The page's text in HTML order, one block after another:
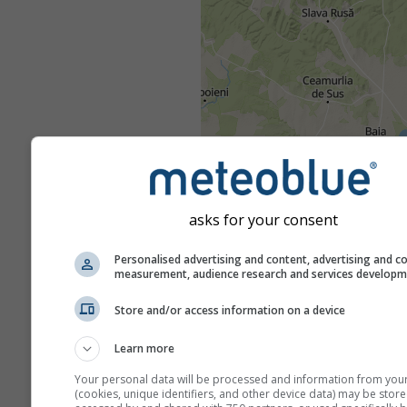
asks for your consent
Personalised advertising and content, advertising and
measurement, audience research and services
Store and/or access information on a device
Learn more
Your personal data will be processed and information from
(cookies, unique identifiers, and other device data) may be